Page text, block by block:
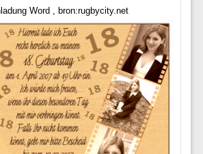
Word , bron:rugbycity.net